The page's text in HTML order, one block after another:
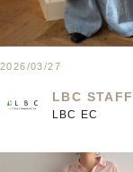
2026/03/27
LBC STAFF
LBC EC